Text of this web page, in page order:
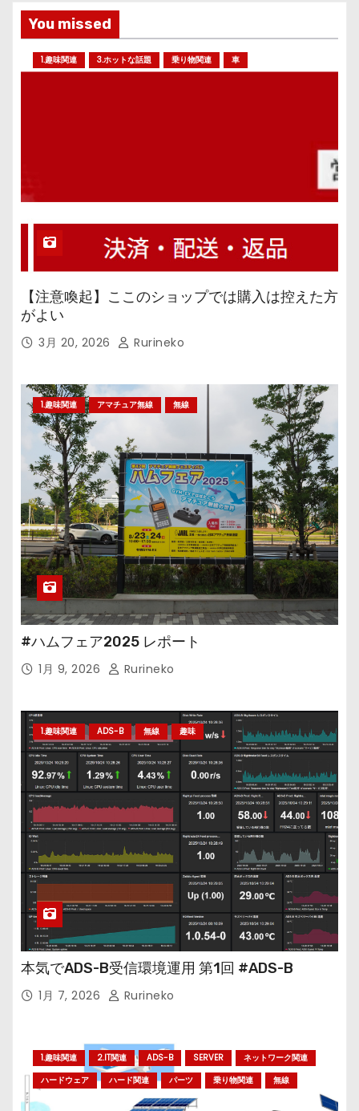
You missed
1.趣味関連 3.ホットな話題 乗り物関連 車
【注意喚起】ここのショップでは購入は控えた方
がよい
3月 20, 2026 Rurineko
1.趣味関連 アマチュア無線 無線
#ハムフェア2025 レポート
1月 9, 2026 Rurineko
1.趣味関連 ADS-B 無線 趣味
本気でADS-B受信環境運用 第1回 #ADS-B
1月 7, 2026 Rurineko
1.趣味関連 2.IT関連 ADS-B SERVER
ネットワーク関連
ハードウェア
ハード関連 パーツ 乗り物関連 無線